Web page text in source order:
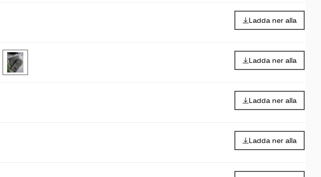
Ladda ner alla
Ladda ner alla
Ladda ner alla
Ladda ner alla